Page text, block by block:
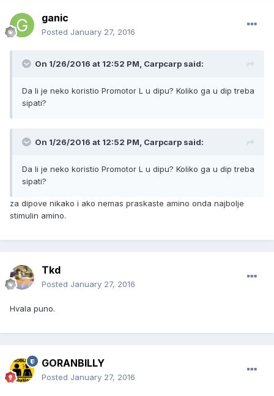
ganic
Posted January 27, 2016
On 1/26/2016 at 12:52 PM, Carpcarp said:
Da li je neko koristio Promotor L u dipu? Koliko ga u dip treba
sipati?
On 1/26/2016 at 12:52 PM, Carpcarp said:
Da li je neko koristio Promotor L u dipu? Koliko ga u dip treba
sipati?
za dipove nikako i ako nemas praskaste amino onda najbolje
stimulin amino.
Tkd
Posted January 27, 2016
Hvala puno.
GORANBILLY
Posted January 27, 2016